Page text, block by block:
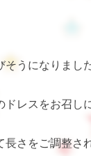
うになりまし
レスをお召し
さをご調整さ